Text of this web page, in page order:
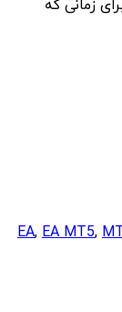
EA,EA MT5,